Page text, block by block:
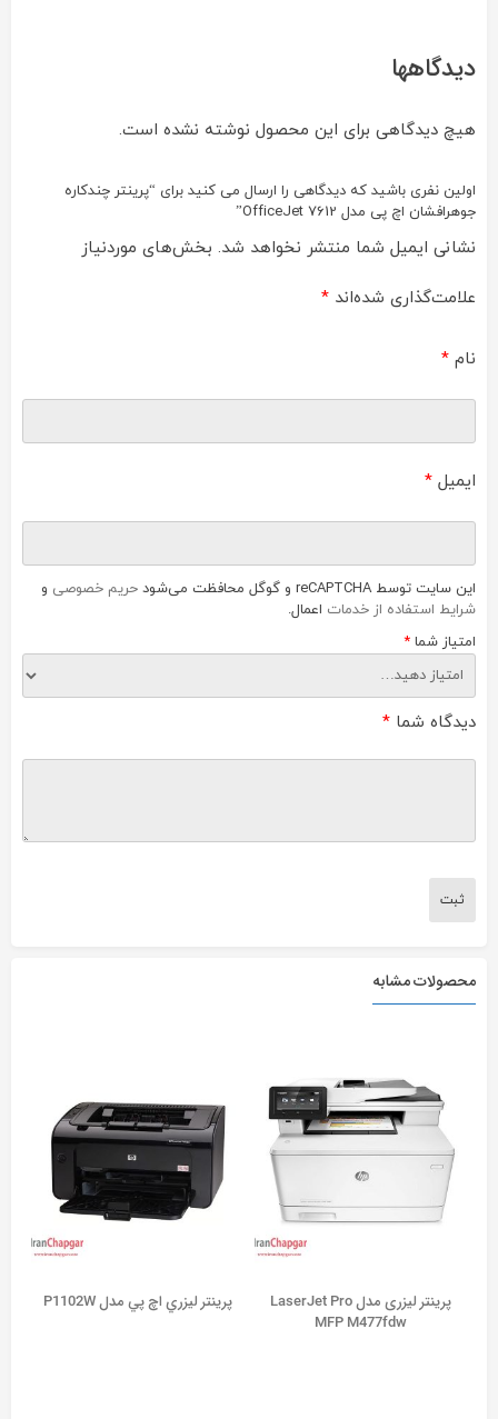
دیدگاهها
هیچ دیدگاهی برای این محصول نوشته نشده است.
اولین نفری باشید که دیدگاهی را ارسال می کنید برای “پرینتر چندکاره
جوهرافشان اچ پی مدل OfficeJet 7612”
نشانی ایمیل شما منتشر نخواهد شد. بخش‌های موردنیاز
علامت‌گذاری شده‌اند *
نام *
ایمیل *
این سایت توسط reCAPTCHA و گوگل محافظت می‌شود حریم خصوصی و
شرایط استفاده از خدمات اعمال.
امتیاز شما *
دیدگاه شما *
محصولات مشابه
پرینتر لیزری مدل LaserJet Pro
MFP M477fdw
پرينتر ليزري اچ پي مدل P1102W